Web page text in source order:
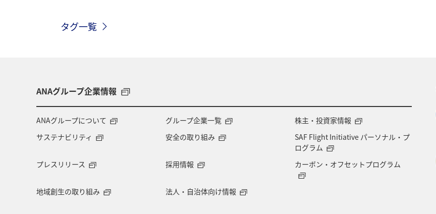
タグ一覧
ANAグループ企業情報
ANAグループについて グループ企業一覧
株主・投資家情報
サステナビリティ
安全の取り組み
SAF Flight Initiative パーソナル・プ
ログラム
プレスリリース
採用情報 カーボン・オフセットプログラム
地域創生の取り組み 法人・自治体向け情報